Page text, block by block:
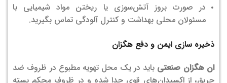
در صورت بروز آتش‌سوزی یا ریختن مواد شیمیایی با
مسئولان محلی بهداشت و کنترل آلودگی تماس بگیرید.
ذخیره سازی ایمن و دفع هگزان
ان هگزان صنعتی باید در یک محل تهویه مطبوع در ظروف ضد
حریق، از اکسیدان‌های قوی جدا شده و در ظروف محکم بسته